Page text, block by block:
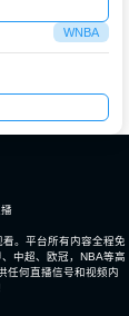
WNBA
。平台所有内容全程免
中超、欧冠，NBA等高
任何直播信号和视频内